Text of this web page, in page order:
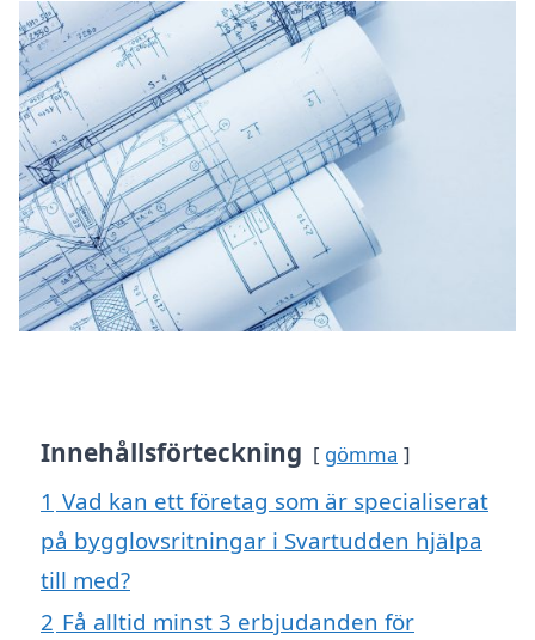
Innehållsförteckning gömma
1 Vad kan ett företag som är specialiserat
på bygglovsritningar i Svartudden hjälpa
till med?
2 Få alltid minst 3 erbjudanden för